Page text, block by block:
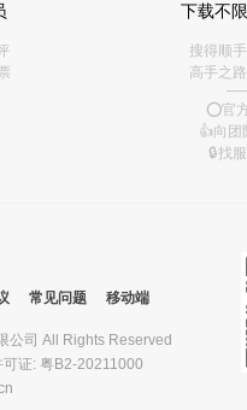
下载不
搜得顺
高手之
⭕️官
👍向团
🔒找
常见问题 移动端
公司 All Rights Reserved
证: 粤B2-20211000